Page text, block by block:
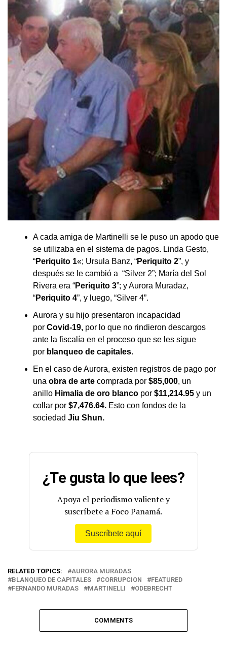
A cada amiga de Martinelli se le puso un apodo que
se utilizaba en el sistema de pagos. Linda Gesto,
“Periquito 1«; Ursula Banz, “Periquito 2”, y
después se le cambió a “Silver 2”; María del Sol
Rivera era “Periquito 3”; y Aurora Muradaz,
“Periquito 4”, y luego, “Silver 4”.
Aurora y su hijo presentaron incapacidad
por Covid-19, por lo que no rindieron descargos
ante la fiscalía en el proceso que se les sigue
por blanqueo de capitales.
En el caso de Aurora, existen registros de pago por
una obra de arte comprada por $85,000, un
anillo Himalia de oro blanco por $11,214.95 y un
collar por $7,476.64. Esto con fondos de la
sociedad Jiu Shun.
¿Te gusta lo que lees?
Apoya el periodismo valiente y
suscríbete a Foco Panamá.
Suscríbete aquí
RELATED TOPICS:
AURORA MURADAS
BLANQUEO DE CAPITALES
CORRUPCION
FEATURED
FERNANDO MURADAS
MARTINELLI ODEBRECHT
COMMENTS